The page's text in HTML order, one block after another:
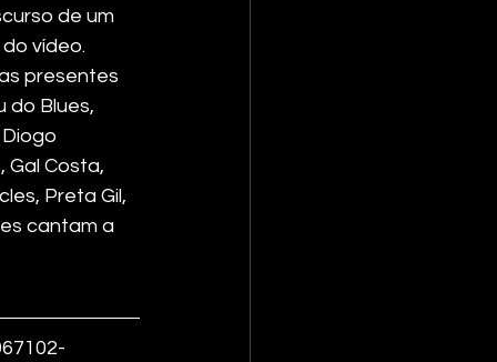
de um
vídeo.
presentes
do Blues,
Gal Costa,
Preta Gil,
cantam a